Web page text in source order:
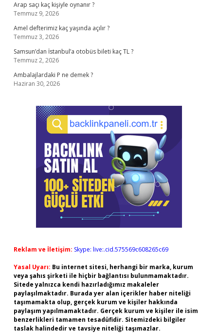
Arap saçı kaç kişiyle oynanır ?
Temmuz 9, 2026
Amel defterimiz kaç yaşında açılır ?
Temmuz 3, 2026
Samsun’dan İstanbul’a otobüs bileti kaç TL ?
Temmuz 2, 2026
Ambalajlardaki P ne demek ?
Haziran 30, 2026
Reklam ve İletişim: Skype: live:.cid.575569c608265c69
Yasal Uyarı: Bu internet sitesi, herhangi bir marka, kurum
veya şahıs şirketi ile hiçbir bağlantısı bulunmamaktadır.
Sitede yalnızca kendi hazırladığımız makaleler
paylaşılmaktadır. Burada yer alan içerikler haber niteliği
taşımamakta olup, gerçek kurum ve kişiler hakkında
paylaşım yapılmamaktadır. Gerçek kurum ve kişiler ile isim
benzerlikleri tamamen tesadüfidir. Sitemizdeki bilgiler
taslak halindedir ve tavsiye niteliği taşımazlar.